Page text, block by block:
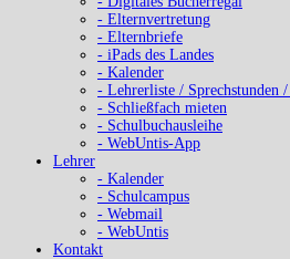
- Elternvertretung
- Elternbriefe
- iPads des Landes
- Kalender
- Lehrerliste / Sprechstunden /
- Schließfach mieten
- Schulbuchausleihe
- WebUntis-App
Lehrer
- Kalender
- Schulcampus
- Webmail
- WebUntis
Kontakt